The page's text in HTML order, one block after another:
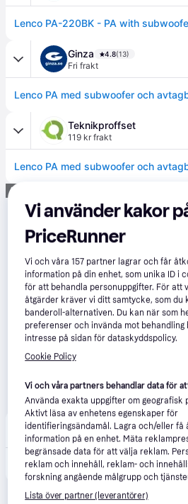
Ginza 4.8(13)
Fri frakt
Teknikproffset
119 kr frakt
Annons
eStore
Fri frakt
Vi använder kakor
PriceRunner
Vi och våra157 partner lagrar och får
information på din enhet, som unika ID i
för att behandla personuppgifter. För att
åtgärder kräver vi ditt samtycke, som du
banderoll-alternativen. Du kan när som
preferenser och invända mot behandling
intresse på sidan för dataskyddspolicy.
Cookie Policy
Vi och våra partners behandlar data för
Använda exakta uppgifter om geografisk
Aktivt läsa av enhetens egenskaper för
identifieringsändamål. Lagra och/eller få
information på en enhet. Mäta
begränsade data för att välja reklam.
reklam och innehåll, reklam- och
forskning angående målgrupp och
Lista över partner (leverantörer)